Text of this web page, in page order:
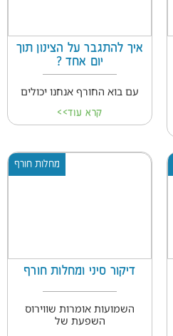
איך להתגבר על הצינון תוך
יום אחד ?
עם בוא החורף אנחנו יכולים
קרא עוד>>
מחלות חורף
דיקור סיני ומחלות חורף
השמועות אומרות שווירוס
השפעת של